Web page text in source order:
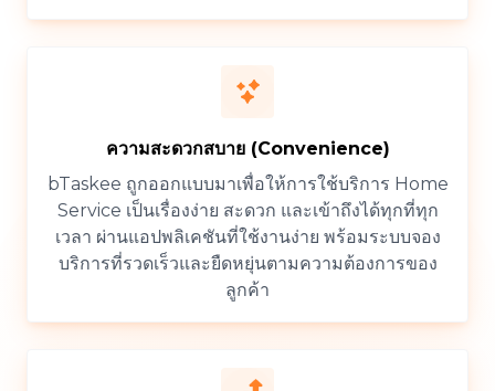
ความสะดวกสบาย (Convenience)
bTaskee ถูกออกแบบมาเพื่อให้การใช้บริการ Home
Service เป็นเรื่องง่าย สะดวก และเข้าถึงได้ทุกที่ทุก
เวลา ผ่านแอปพลิเคชันที่ใช้งานง่าย พร้อมระบบจอง
บริการที่รวดเร็วและยืดหยุ่นตามความต้องการของ
ลูกค้า